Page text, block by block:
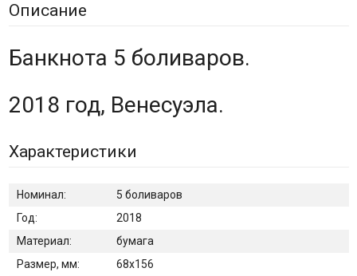
Описание
Банкнота 5 боливаров.
2018 год, Венесуэла.
Характеристики
Номинал:
5 боливаров
Год:
2018
Материал:
бумага
Размер, мм:
68х156